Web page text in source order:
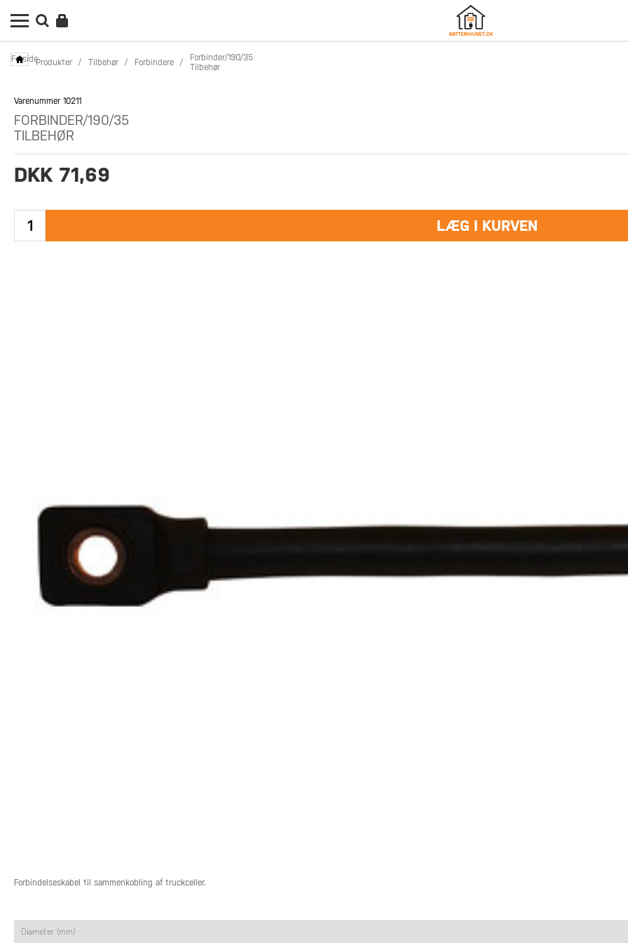
ForsideProdukter / Tilbehør / Forbindere /
Forbinder/190/35
Tilbehør
Varenummer 10211
FORBINDER/190/35
TILBEHØR
DKK 71,69
Forbindelseskabel til sammenkobling af truckceller.
Diameter (mm)